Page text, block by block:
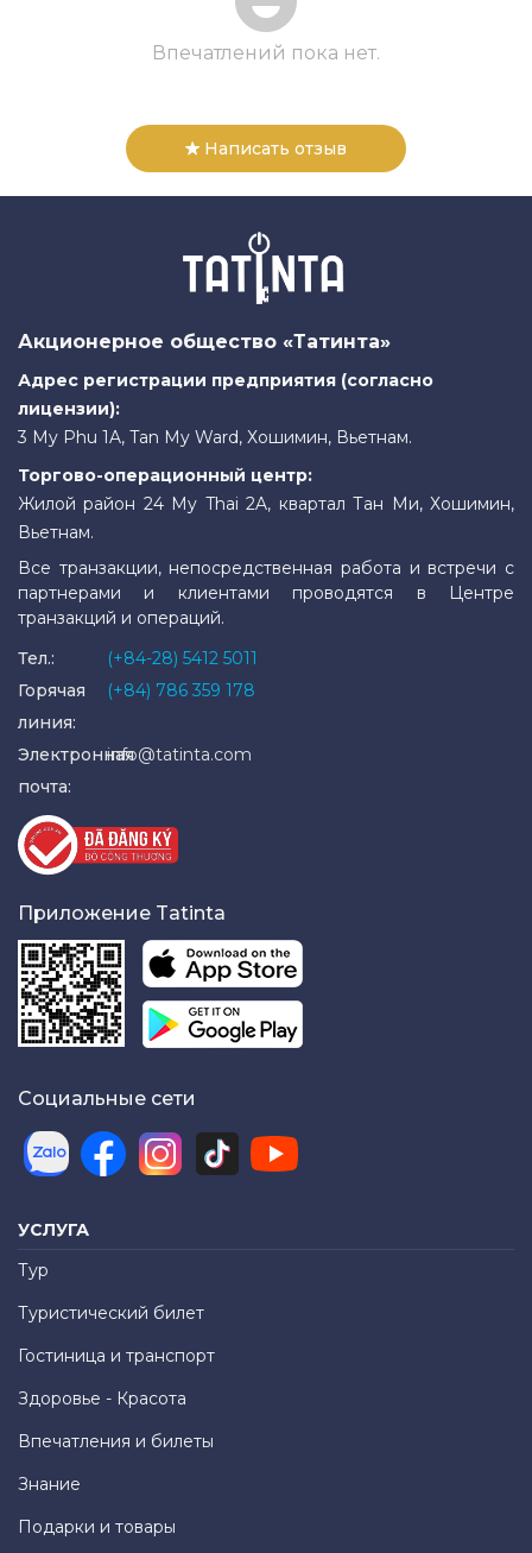
Впечатлений пока нет.
Написать отзыв
Акционерное общество «Татинта»
Адрес регистрации предприятия (согласно
лицензии):
3 My Phu 1A, Tan My Ward, Хошимин, Вьетнам.
Торгово-операционный центр:
Жилой район 24 My Thai 2A, квартал Тан Ми, Хошимин,
Вьетнам.
Все транзакции, непосредственная работа и встречи с
партнерами и клиентами проводятся в Центре
транзакций и операций.
Тел.:
(+84-28) 5412 5011
Горячая
линия:
(+84) 786 359 178
Электронная
почта:
info@tatinta.com
Приложение Tatinta
Социальные сети
УСЛУГА
Тур
Туристический билет
Гостиница и транспорт
Здоровье - Красота
Впечатления и билеты
Знание
Подарки и товары